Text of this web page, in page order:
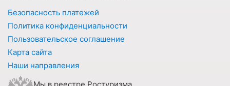
Безопасность платежей
Политика конфиденциальности
Пользовательское соглашение
Карта сайта
Наши направления